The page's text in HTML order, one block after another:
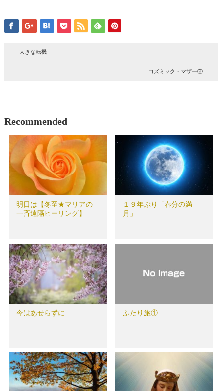
大きな転機
コズミック・マザー②
Recommended
明日は【冬至★マリアの
一斉遠隔ヒーリング】
１９年ぶり「春分の満
月」
今はあせらずに ふたり旅①